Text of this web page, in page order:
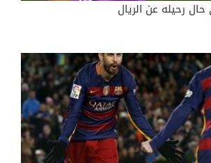
رحيله عن الريال